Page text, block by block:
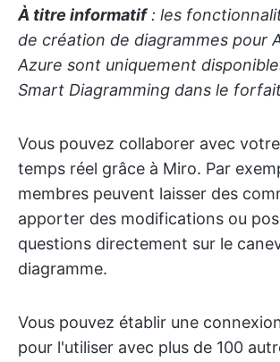
À titre informatif: les
de création de diagrammes pour
Azure sont uniquement
Smart Diagramming dans le
Vous pouvez collaborer avec
temps réel grâce à Miro. Par
membres peuvent laisser des
apporter des modifications ou
questions directement sur le
diagramme.
Vous pouvez établir une
pour l'utiliser avec plus de 100